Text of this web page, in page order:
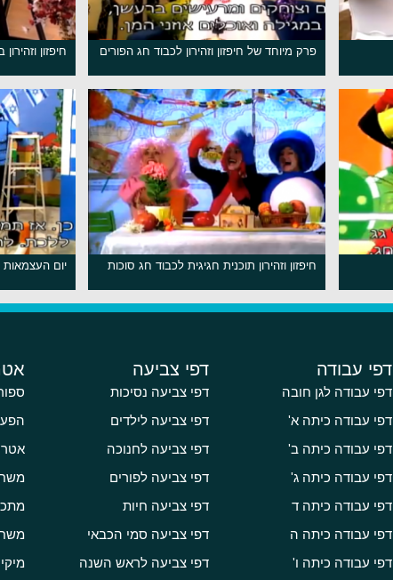
פרק מיוחד של חיפזון וזהירון לכבוד חג הפורים חיפזון
חיפזון וזהירון תוכנית חגיגית לכבוד חג סוכות יום העצמאות
דפי עבודה
דפי עבודה לגן חובה
דפי עבודה כיתה א'
דפי עבודה כיתה ב'
דפי עבודה כיתה ג'
דפי עבודה כיתה ד
דפי עבודה כיתה ה
דפי עבודה כיתה ו'
דפי צביעה
דפי צביעה נסיכות
דפי צביעה לילדים
דפי צביעה לחנוכה
דפי צביעה לפורים
דפי צביעה חיות
דפי צביעה סמי הכבאי
דפי צביעה לראש השנה